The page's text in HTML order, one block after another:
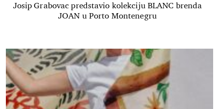
Josip Grabovac predstavio kolekciju BLANC brenda
JOAN u Porto Montenegru